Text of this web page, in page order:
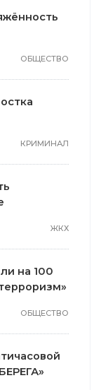
ОБЩЕСТВО
КРИМИНАЛ
ЖКХ
на 100
ОБЩЕСТВО